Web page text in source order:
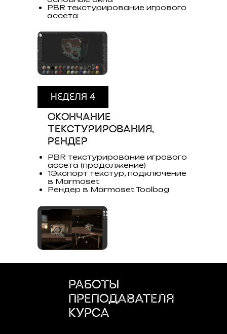
PBR текстурирование игрового
ассета (продолжение)
1Экспорт текстур, подключение
в Marmoset
Рендер в Marmoset Toolbag
ОКОНЧАНИЕ
ТЕКСТУРИРОВАНИЯ,
РЕНДЕР
НЕДЕЛЯ 4
PBR текстурирование игрового
ассета
РАБОТЫ
ПРЕПОДАВАТЕЛЯ
КУРСА